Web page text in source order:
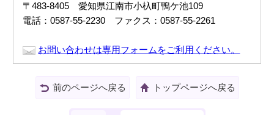
〒483-8405 愛知県江南市小杁町鴨ケ池109
電話：0587-55-2230 ファクス：0587-55-2261
お問い合わせは専用フォームをご利用ください。
前のページへ戻る トップページへ戻る